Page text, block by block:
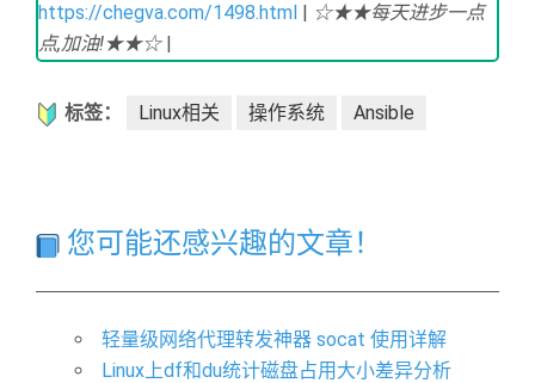
https://chegva.com/1498.html | ☆★★每天进步一点
点,加油!★★☆|
标签： Linux相关 操作系统 Ansible
您可能还感兴趣的文章！
轻量级网络代理转发神器 socat 使用详解
Linux上df和du统计磁盘占用大小差异分析